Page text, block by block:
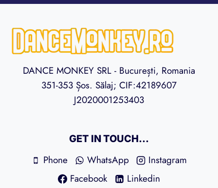
DANCE MONKEY SRL - București, Romania
351-353 Șos. Sălaj; CIF:42189607
J2020001253403
GET IN TOUCH...
Phone WhatsApp
Instagram
Facebook
Linkedin